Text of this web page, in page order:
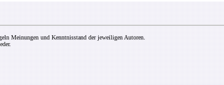
Meinungen und Kenntnisstand der jeweiligen Autoren.